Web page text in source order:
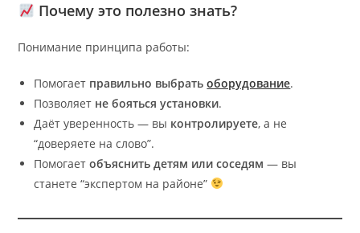
Почему это полезно знать?
Понимание принципа работы:
Помогает правильно выбратьоборудование.
Позволяет не бояться установки.
Даёт уверенность — вы контролируете, а не
“доверяете на слово”.
Помогаетобъяснить детям или соседям — вы
станете “экспертом на районе”